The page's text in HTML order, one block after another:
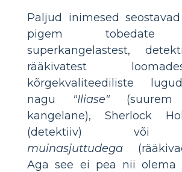
Paljud inimesed
pigem tobedate
superkangelastest,
rääkivatest
kõrgekvaliteediliste
nagu
"Iliase"(suurem
kangelane), Sherlock
(detektiiv) või
muinasjuttudega
Aga see ei pea nii olema